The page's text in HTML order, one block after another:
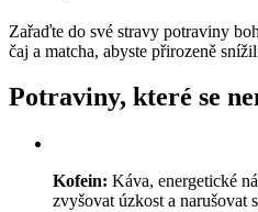
Zařaďte do své stravy potraviny
čaj a matcha, abyste přirozeně
Potraviny, které se
Kofein: Káva, energetické
zvyšovat úzkost a narušovat